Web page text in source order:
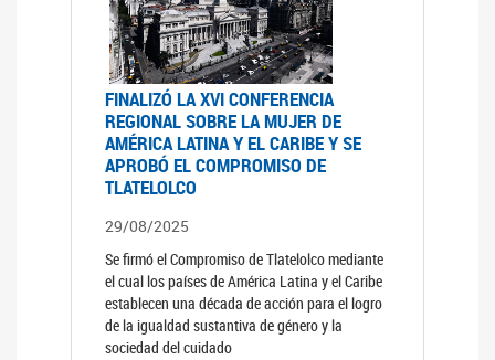
FINALIZÓ LA XVI CONFERENCIA
REGIONAL SOBRE LA MUJER DE
AMÉRICA LATINA Y EL CARIBE Y SE
APROBÓ EL COMPROMISO DE
TLATELOLCO
29/08/2025
Se firmó el Compromiso de Tlatelolco mediante
el cual los países de América Latina y el Caribe
establecen una década de acción para el logro
de la igualdad sustantiva de género y la
sociedad del cuidado